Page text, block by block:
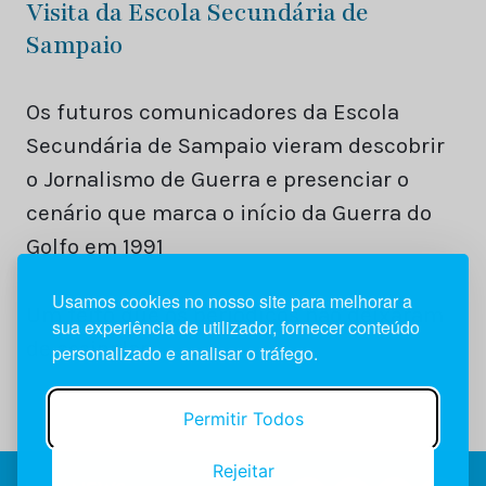
Usamos cookies no nosso site para melhorar a
sua experiência de utilizador, fornecer conteúdo
personalizado e analisar o tráfego.
Permitir Todos
Rejeitar
Visita da Escola Secundária de
Sampaio
Os futuros comunicadores da Escola
Secundária de Sampaio vieram descobrir
o Jornalismo de Guerra e presenciar o
cenário que marca o início da Guerra do
Golfo em 1991
Um feito que os periódicos não deixaram
de assinalar.